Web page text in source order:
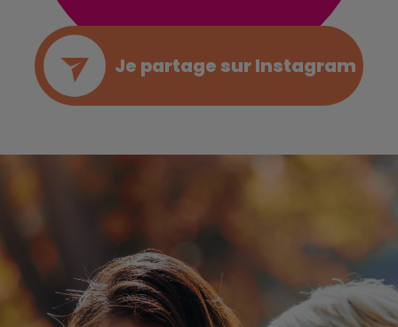
Je partage sur Instagram